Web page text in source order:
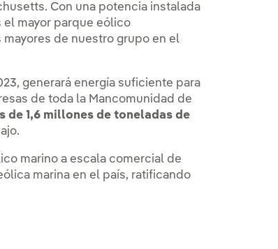
Con una potencia instalada
el mayor parque eólico
de nuestro grupo en el
generará energía suficiente para
de toda la Mancomunidad de
de 1,6 millones de toneladas de
marino a escala comercial de
marina en el país, ratificando